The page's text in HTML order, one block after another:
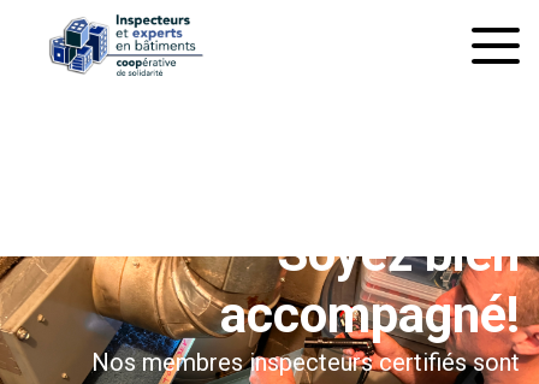
Soyez bien
accompagné!
Nos membres inspecteurs certifiés sont